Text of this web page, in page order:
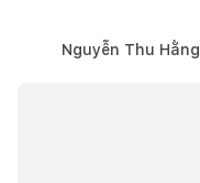
Nguyễn Thu Hằng